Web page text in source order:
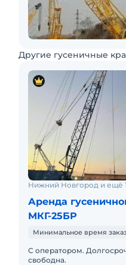
Другие гусеничные
Нижний Новгород и ещё
Аренда
МКГ-25БР
Минимальное время
С оператором.
свободна.